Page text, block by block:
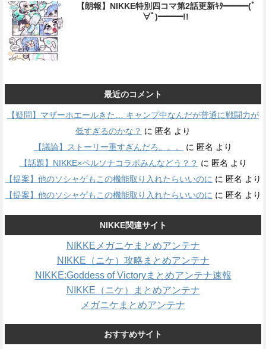
【朗報】NIKKE特別四コマ第2話更新ｷﾀ━━━(ﾟ
∀ﾟ)━━━!!
最近のコメント
【疑問】マザーホエールきた… キャンプ中なんだが普通に戦闘力が
低すぎるのかな？ に 匿名 より
【議論】ストーリー重すぎんだろ。。。
に 匿名 より
【話題】NIKKE×ペルソナコラボみんなどう？？ に 匿名 より
【提案】他のソシャゲもこの機能取り入れたらいいのに に 匿名 より
【提案】他のソシャゲもこの機能取り入れたらいいのに に 匿名 より
NIKKE関連サイト
NIKKEメガニケまとめアンテナ
NIKKE（ニケ）攻略まとめアンテナ
NIKKE:Goddess of Victoryまとめアンテナ速報
NIKKE（ニケ）まとめアンテナ
メガニケまとめアンテナ
おすすめサイト